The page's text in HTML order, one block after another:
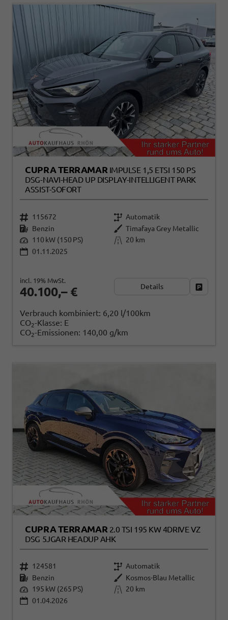
CUPRA TERRAMAR IMPULSE 1,5 ETSI 150 PS
DSG-NAVI-HEAD UP DISPLAY-INTELLIGENT PARK
ASSIST-SOFORT
115672
Automatik
Benzin
Timafaya Grey Metallic
110 kW (150 PS)
20 km
01.11.2025
40.100,– €
incl. 19% MwSt.
Details
Verbrauch kombiniert: 6,20 l/100km
CO2-Klasse: E
CO2-Emissionen: 140,00 g/km
CUPRA TERRAMAR 2.0 TSI 195 KW 4DRIVE VZ
DSG 5JGAR HEADUP AHK
124581
Automatik
Benzin
Kosmos-Blau Metallic
195 kW (265 PS)
20 km
01.04.2026